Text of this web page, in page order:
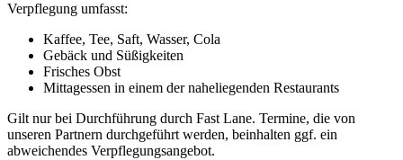
Verpflegung umfasst:
Kaffee, Tee, Saft, Wasser, Cola
Gebäck und Süßigkeiten
Frisches Obst
Mittagessen in einem der naheliegenden Restaurants
Gilt nur bei Durchführung durch Fast Lane. Termine, die von
unseren Partnern durchgeführt werden, beinhalten ggf. ein
abweichendes Verpflegungsangebot.